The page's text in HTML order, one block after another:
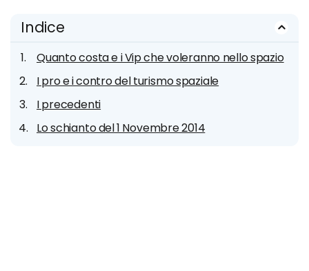
Indice
Quanto costa e i Vip che voleranno nello spazio
I pro e i contro del turismo spaziale
I precedenti
Lo schianto del 1 Novembre 2014